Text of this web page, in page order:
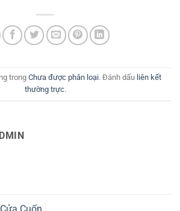
trong Chưa được phân loại. Đánh dấu liên kết
thường trực.